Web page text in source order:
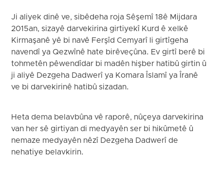
Ji aliyek dinê ve, sibêdeha roja Sêşemî 18ê Mijdara
2015an, sizayê darvekirina girtiyekî Kurd ê xelkê
Kirmaşanê yê bi navê Ferşîd Cemyarî li girtîgeha
navendî ya Qezwînê hate birêveçûna. Ev girtî berê bi
tohmetên pêwendîdar bi madên hişber hatibû girtin û
ji aliyê Dezgeha Dadwerî ya Komara Îslamî ya Îranê
ve bi darvekirinê hatibû sizadan.
Heta dema belavbûna vê raporê, nûçeya darvekirina
van her sê girtiyan di medyayên ser bi hikûmetê û
nemaze medyayên nêzî Dezgeha Dadwerî de
nehatiye belavkirin.